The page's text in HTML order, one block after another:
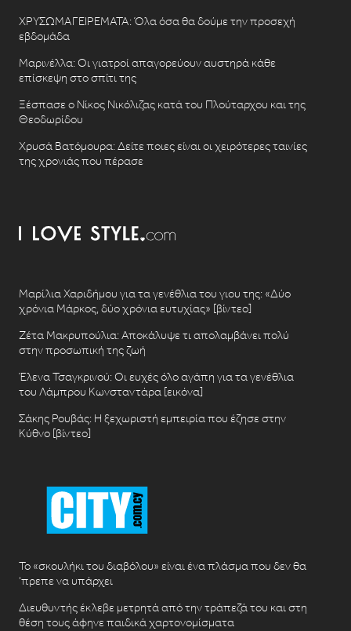
ΧΡΥΣΩΜΑΓΕΙΡΕΜΑΤΑ: Όλα όσα θα δούμε την προσεχή
εβδομάδα
Μαρινέλλα: Οι γιατροί απαγορεύουν αυστηρά κάθε
επίσκεψη στο σπίτι της
Ξέσπασε ο Νίκος Νικόλιζας κατά του Πλούταρχου και της
Θεοδωρίδου
Χρυσά Βατόμουρα: Δείτε ποιες είναι οι χειρότερες ταινίες
της χρονιάς που πέρασε
Μαρίλια Χαριδήμου για τα γενέθλια του γιου της: «Δύο
χρόνια Μάρκος, δύο χρόνια ευτυχίας» [βίντεο]
Ζέτα Μακρυπούλια: Αποκάλυψε τι απολαμβάνει πολύ
στην προσωπική της ζωή
Έλενα Τσαγκρινού: Οι ευχές όλο αγάπη για τα γενέθλια
του Λάμπρου Κωνσταντάρα [εικόνα]
Σάκης Ρουβάς: Η ξεχωριστή εμπειρία που έζησε στην
Κύθνο [βίντεο]
Το «σκουλήκι του διαβόλου» είναι ένα πλάσμα που δεν θα
‘πρεπε να υπάρχει
Διευθυντής έκλεβε μετρητά από την τράπεζά του και στη
θέση τους άφηνε παιδικά χαρτονομίσματα